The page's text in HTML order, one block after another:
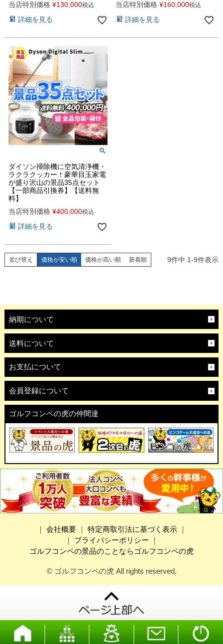
当店特別価格 ¥130,000税込
詳細を見る
当店特別価格 ¥160,000税込
詳細を見る
ダイソン掃除機に空気清浄機・
ラクラクッカー！豪華目玉家電
が盛り沢山の景品35点セット
【一部商品引換券】【送料無
料】
当店特別価格 ¥400,000税込
詳細を見る
並び替え 価格が安い順 価格が高い順 新着順 9件中 1-9件表示
納期について
送料について
お支払について
会員登録について
ゴルフコンペの虎の仲間達
｜ 会社概要｜ 特定商取引法に基づく表示｜
｜ プライバシーポリシー ｜
ゴルフコンペの景品のことならゴルフコンペの虎
© ゴルフコンペの虎 All rights reserved.